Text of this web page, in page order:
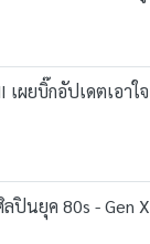
เผยบิ๊กอัปเดตเ
ลปินยุค 80s -